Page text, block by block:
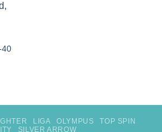
40
LIGA OLYMPUS
TOP SPIN
SILVER ARROW